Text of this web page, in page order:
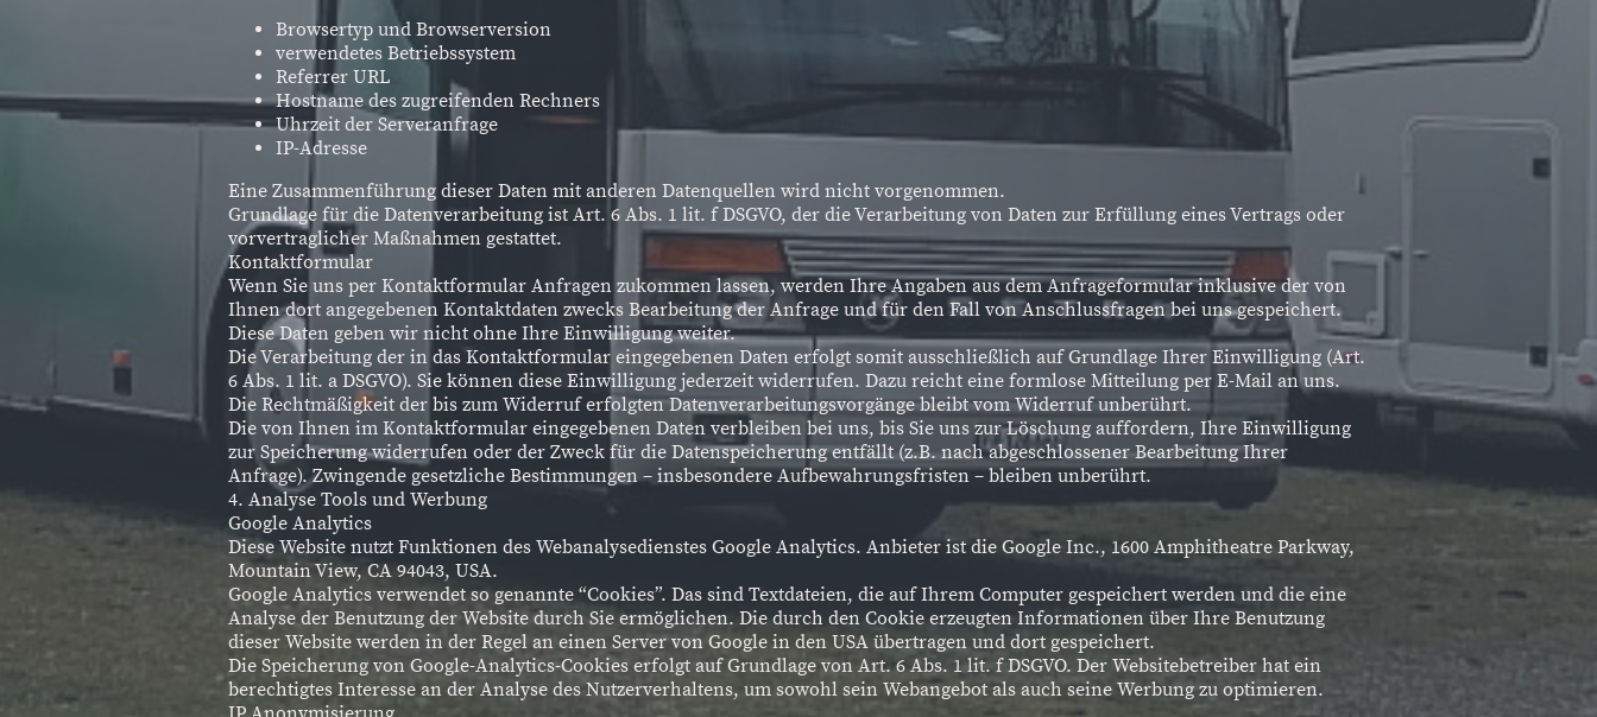
Browsertyp und Browserversion
verwendetes Betriebssystem
Referrer URL
Hostname des zugreifenden Rechners
Uhrzeit der Serveranfrage
IP-Adresse
Eine Zusammenführung dieser Daten mit anderen Datenquellen wird nicht vorgenommen.
Grundlage für die Datenverarbeitung ist Art. 6 Abs. 1 lit. f DSGVO, der die Verarbeitung von Daten zur Erfüllung eines Vertrags oder
vorvertraglicher Maßnahmen gestattet.
Kontaktformular
Wenn Sie uns per Kontaktformular Anfragen zukommen lassen, werden Ihre Angaben aus dem Anfrageformular inklusive der von
Ihnen dort angegebenen Kontaktdaten zwecks Bearbeitung der Anfrage und für den Fall von Anschlussfragen bei uns gespeichert.
Diese Daten geben wir nicht ohne Ihre Einwilligung weiter.
Die Verarbeitung der in das Kontaktformular eingegebenen Daten erfolgt somit ausschließlich auf Grundlage Ihrer Einwilligung (Art.
6 Abs. 1 lit. a DSGVO). Sie können diese Einwilligung jederzeit widerrufen. Dazu reicht eine formlose Mitteilung per E-Mail an uns.
Die Rechtmäßigkeit der bis zum Widerruf erfolgten Datenverarbeitungsvorgänge bleibt vom Widerruf unberührt.
Die von Ihnen im Kontaktformular eingegebenen Daten verbleiben bei uns, bis Sie uns zur Löschung auffordern, Ihre Einwilligung
zur Speicherung widerrufen oder der Zweck für die Datenspeicherung entfällt (z.B. nach abgeschlossener Bearbeitung Ihrer
Anfrage). Zwingende gesetzliche Bestimmungen – insbesondere Aufbewahrungsfristen – bleiben unberührt.
4. Analyse Tools und Werbung
Google Analytics
Diese Website nutzt Funktionen des Webanalysedienstes Google Analytics. Anbieter ist die Google Inc., 1600 Amphitheatre Parkway,
Mountain View, CA 94043, USA.
Google Analytics verwendet so genannte “Cookies”. Das sind Textdateien, die auf Ihrem Computer gespeichert werden und die eine
Analyse der Benutzung der Website durch Sie ermöglichen. Die durch den Cookie erzeugten Informationen über Ihre Benutzung
dieser Website werden in der Regel an einen Server von Google in den USA übertragen und dort gespeichert.
Die Speicherung von Google-Analytics-Cookies erfolgt auf Grundlage von Art. 6 Abs. 1 lit. f DSGVO. Der Websitebetreiber hat ein
berechtigtes Interesse an der Analyse des Nutzerverhaltens, um sowohl sein Webangebot als auch seine Werbung zu optimieren.